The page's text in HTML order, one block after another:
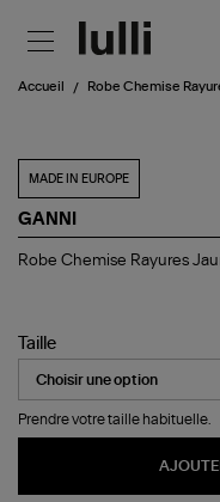
Accueil Robe Chemise
MADE IN EUROPE
GANNI
Robe
Robe Chemise Rayures
Taille
Prendre votre taille habituelle.